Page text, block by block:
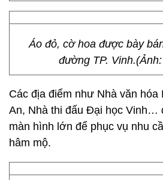
Áo đỏ, cờ hoa được bày
đường TP.
Các địa điểm như Nhà văn hóa
An, Nhà thi đấu Đại học Vinh…
màn hình lớn để phục vụ nhu
hâm mộ.